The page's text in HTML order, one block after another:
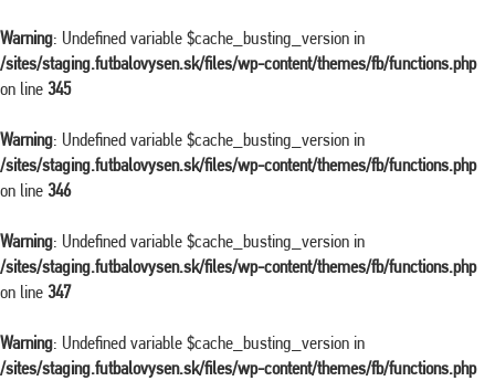
Warning: Undefined variable $cache_busting_version in
/sites/staging.futbalovysen.sk/files/wp-content/themes/fb/functions.php
on line 345
Warning: Undefined variable $cache_busting_version in
/sites/staging.futbalovysen.sk/files/wp-content/themes/fb/functions.php
on line 346
Warning: Undefined variable $cache_busting_version in
/sites/staging.futbalovysen.sk/files/wp-content/themes/fb/functions.php
on line 347
Warning: Undefined variable $cache_busting_version in
/sites/staging.futbalovysen.sk/files/wp-content/themes/fb/functions.php